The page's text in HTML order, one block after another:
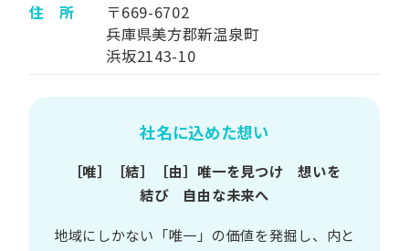
住 所
〒669-6702
兵庫県美方郡新温泉町
浜坂2143-10
社名に込めた想い
［唯］​［結］​［由］ 唯一を​見つけ 想いを​
結び 自由な​未来へ
地域に​しかない​「唯一」の​価値を​発掘し、 内と​